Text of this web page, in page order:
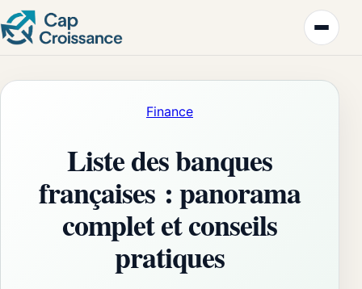
Finance
Liste des banques
françaises : panorama
complet et conseils
pratiques